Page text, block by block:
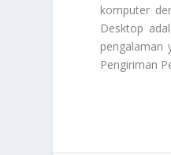
komputer
Desktop
pengalaman
Pengiriman